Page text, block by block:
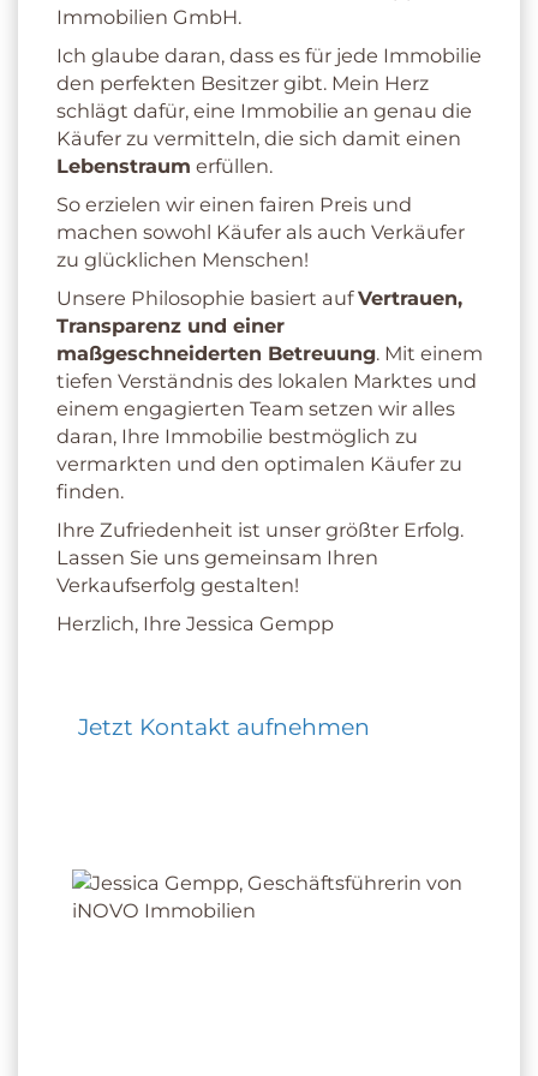
Immobilien GmbH.
Ich glaube daran, dass es für jede Immobilie
den perfekten Besitzer gibt. Mein Herz
schlägt dafür, eine Immobilie an genau die
Käufer zu vermitteln, die sich damit einen
Lebenstraum erfüllen.
So erzielen wir einen fairen Preis und
machen sowohl Käufer als auch Verkäufer
zu glücklichen Menschen!
Unsere Philosophie basiert aufVertrauen,
Transparenz und einer
maßgeschneiderten Betreuung. Mit einem
tiefen Verständnis des lokalen Marktes und
einem engagierten Team setzen wir alles
daran, Ihre Immobilie bestmöglich zu
vermarkten und den optimalen Käufer zu
finden.
Ihre Zufriedenheit ist unser größter Erfolg.
Lassen Sie uns gemeinsam Ihren
Verkaufserfolg gestalten!
Herzlich, Ihre Jessica Gempp
Jetzt Kontakt aufnehmen